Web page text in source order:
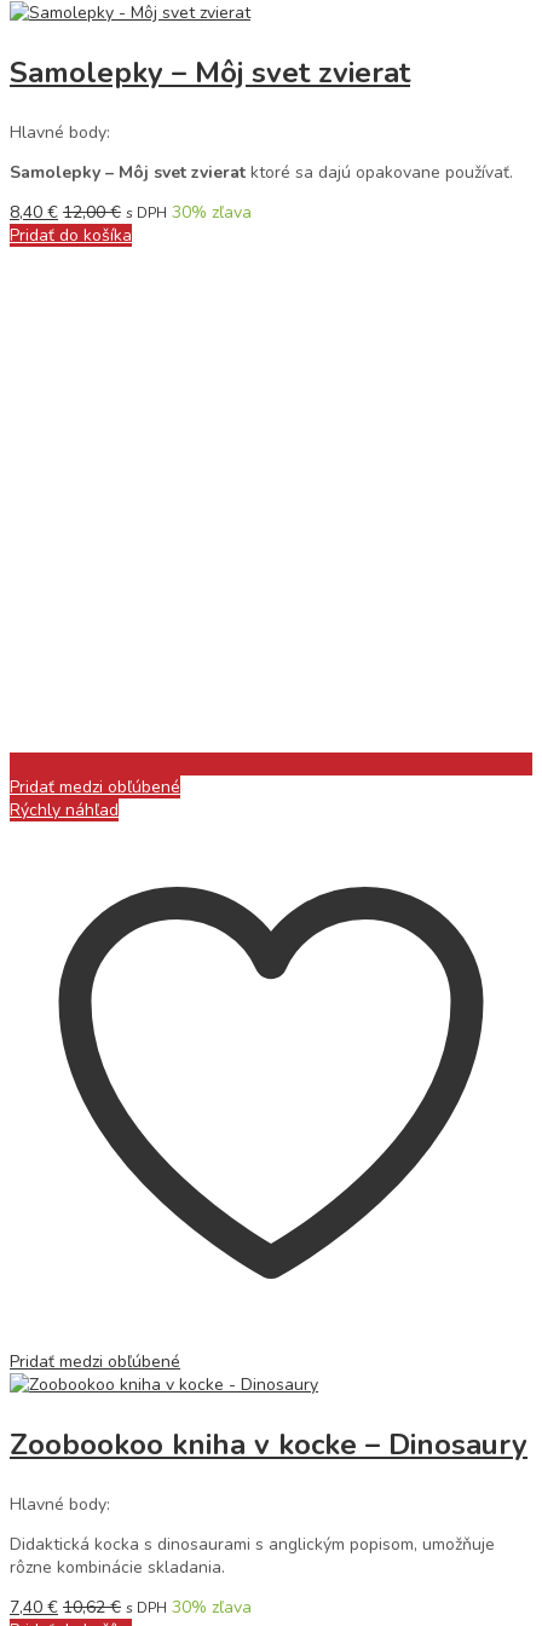
Samolepky – Môj svet zvierat
Hlavné body:
Samolepky – Môj svet zvierat ktoré sa dajú opakovane používať.
8,40 € 12,00€ s DPH 30% zľava
Pridať do košíka
Pridať medzi obľúbené
Rýchly náhľad
Pridať medzi obľúbené
Zoobookoo kniha v kocke – Dinosaury
Hlavné body:
Didaktická kocka s dinosaurami s anglickým popisom, umožňuje
rôzne kombinácie skladania.
7,40 € 10,62€ s DPH 30% zľava